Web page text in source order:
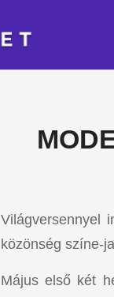
Világversennyel
közönség színe-
Május első két